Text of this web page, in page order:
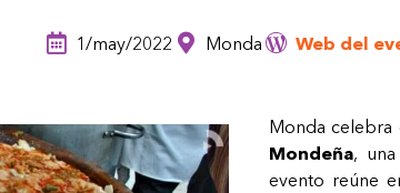
1/may/2022 Monda Web del
Monda celebra
Mondeña, una
evento reúne